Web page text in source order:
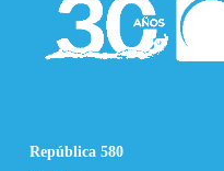
República 580